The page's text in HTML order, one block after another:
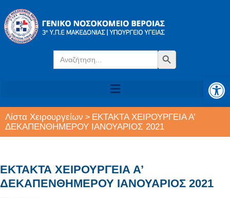
Search
for:
Search Button
Λίστα Χειρουργείων > ΕΚΤΑΚΤΑ ΧΕΙΡΟΥΡΓΕΙΑ Α’
ΔΕΚΑΠΕΝΘΗΜΕΡΟΥ ΙΑΝΟΥΑΡΙΟΣ 2021
ΕΚΤΑΚΤΑ ΧΕΙΡΟΥΡΓΕΙΑ Α’
ΔΕΚΑΠΕΝΘΗΜΕΡΟΥ ΙΑΝΟΥΑΡΙΟΣ 2021